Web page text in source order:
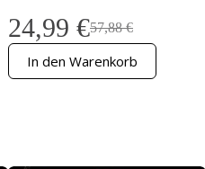
57,88€
Ursprünglicher
war:
57,88 €
24,99 €
Aktueller
ist:
24,99 €.
In den Warenkorb